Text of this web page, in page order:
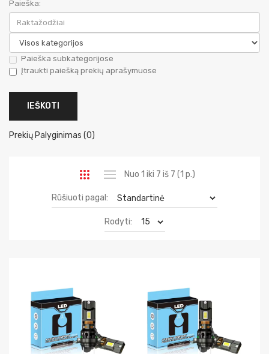
Paieška:
Paieška subkategorijose
Įtraukti paiešką prekių aprašymuose
Prekių Palyginimas (0)
Nuo 1 iki 7 iš 7 (1 p.)
Rūšiuoti pagal:
Rodyti: